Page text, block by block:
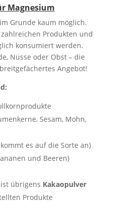
Magnesium
Grunde kaum möglich.
Produkten und
konsumiert werden.
Nüsse oder Obst – die
Angebot!
Sesam, Mohn,
es auf die Sorte an)
und Beeren)
übrigens Kakaopulver
Produkte